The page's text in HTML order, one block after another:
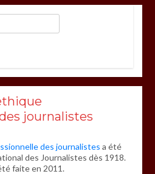
journalistes
des journalistes a été
des Journalistes dès 1918.
faite en 2011.